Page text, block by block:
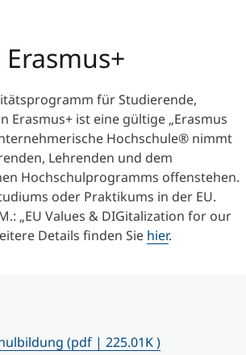
Erasmus+
für Studierende,
Erasmus+ ist eine gültige „Erasmus
Hochschule® nimmt
Lehrenden und dem
Hochschulprogramms offenstehen.
oder Praktikums in der EU.
„EU Values & DIGitalization for our
Details finden Sie hier.
(pdf | 225.01K )